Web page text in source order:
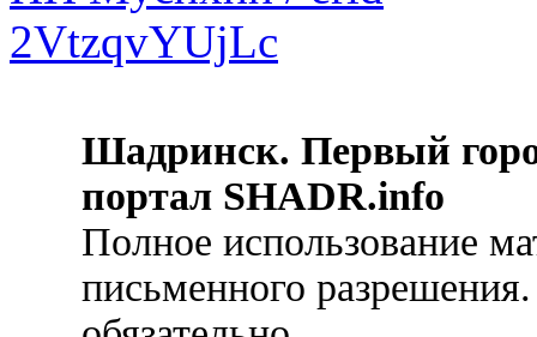
Шадринск. Первый
портал SHADR.info
Полное использование
письменного